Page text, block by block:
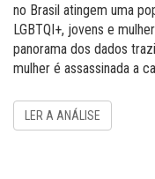
no Brasil atingem uma
LGBTQI+, jovens e
panorama dos dados
mulher é assassinada a
LER A ANÁLISE